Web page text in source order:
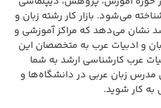
می‌شود. بازار کار رشته زبان و
نشان می‌دهد که مراکز آموزشی و
و ادبیات عرب به متخصصان این
عرب کارشناسی ارشد به شما
مدرس زبان عربی در دانشگاه‌ها و
کار شوید.